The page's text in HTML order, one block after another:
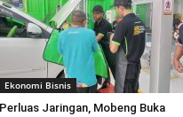
Ekonomi Bisnis
Perluas Jaringan, Mobeng Buka